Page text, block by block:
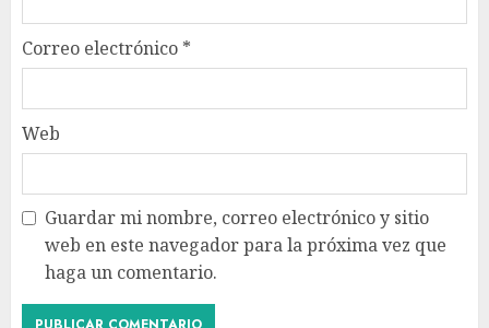
Correo electrónico *
Web
Guardar mi nombre, correo electrónico y sitio
web en este navegador para la próxima vez que
haga un comentario.